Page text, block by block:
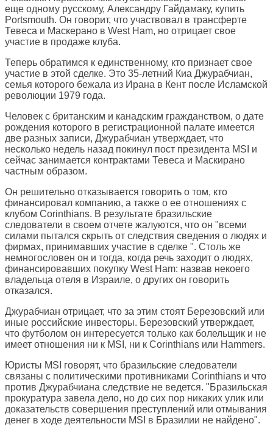
еще одному русскому, Александру Гайдамаку, купить
Portsmouth. Он говорит, что участвовал в трансферте
Тевеса и Маскерано в West Ham, но отрицает свое
участие в продаже клуба.
Теперь обратимся к единственному, кто признает свое
участие в этой сделке. Это 35-летний Киа Джурабчиан,
семья которого бежала из Ирана в Кент после Исламской
революции 1979 года.
Человек с британским и канадским гражданством, о дате
рождения которого в регистрационной палате имеется
две разных записи, Джурабчиан утверждает, что
несколько недель назад покинул пост президента MSI и
сейчас занимается контрактами Тевеса и Маскирано
частным образом.
Он решительно отказывается говорить о том, кто
финансировал компанию, а также о ее отношениях с
клубом Corinthians. В результате бразильские
следователи в своем отчете жалуются, что он "всеми
силами пытался скрыть от следствия сведения о людях и
фирмах, принимавших участие в сделке ". Столь же
немногословен он и тогда, когда речь заходит о людях,
финансировавших покупку West Ham: назвав некоего
владельца отеля в Израиле, о других он говорить
отказался.
Джурабчиан отрицает, что за этим стоят Березовский или
иные российские инвесторы. Березовский утверждает,
что футболом он интересуется только как болельщик и не
имеет отношения ни к MSI, ни к Corinthians или Hammers.
Юристы MSI говорят, что бразильские следователи
связаны с политическими противниками Corinthians и что
против Джурабчиана следствие не ведется. "Бразильская
прокуратура завела дело, но до сих пор никаких улик или
доказательств совершения преступлений или отмывания
денег в ходе деятельности MSI в Бразилии не найдено".